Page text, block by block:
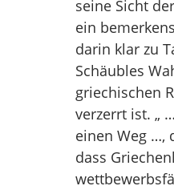
seine Sicht
ein
darin klar zu
Schäubles
griechischen
verzerrt ist. „
einen Weg …,
dass